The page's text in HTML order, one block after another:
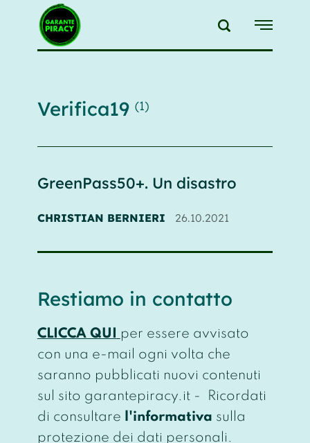
{{feedLink}}
Verifica19 (1)
GreenPass50+. Un disastro
CHRISTIAN BERNIERI 26.10.2021
Restiamo in contatto
CLICCA QUI per essere avvisato
con una e-mail ogni volta che
saranno pubblicati nuovi contenuti
sul sito garantepiracy.it - Ricordati
di consultare l'informativa sulla
protezione dei dati personali.